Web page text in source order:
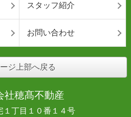
スタッフ紹介
お問い合わせ
ジ上部へ戻る
社穂髙不動産
１丁目１０番１４号